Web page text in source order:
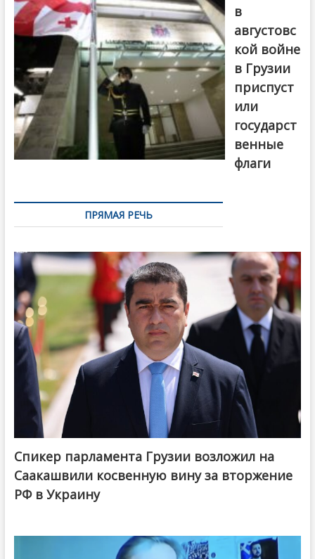
в
августовс
кой войне
в Грузии
приспуст
или
государст
венные
флаги
ПРЯМАЯ РЕЧЬ
Спикер парламента Грузии возложил на
Саакашвили косвенную вину за вторжение
РФ в Украину